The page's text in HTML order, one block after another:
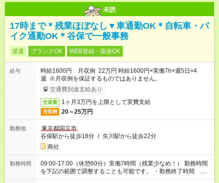
未読
17時まで＊残業ほぼなし▼車通勤OK＊自転車・バ
イク通勤OK＊谷保で一般事務
派遣 ブランクOK WEB登録・面接OK
給与
時給1600円 月収例 22万円 時給1600円×実働7h×週5日×4
週 ※月収例を保証するものではありません。
交通費別途支給あり
交通費 1ヶ月3万円を上限として実費支給
月収例 20～25万円
勤務地
東京都国立市
谷保駅から徒歩18分 / 矢川駅から徒歩22分
商社
勤務時間
09:00-17:00（休憩60分）実働7時間（残業少なめ！） 勤務時間
を下記の範囲で調整することも可能です。 ・勤務終了時間
17:00～17:30 ・実働 07:00～07:30